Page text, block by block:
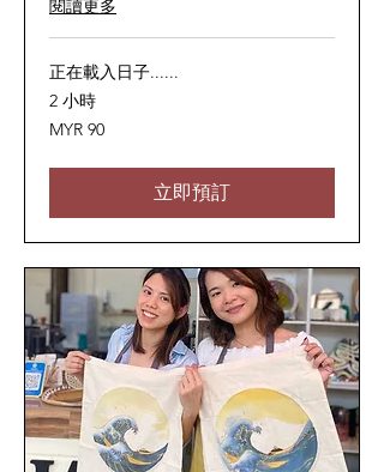
閱讀更多
正在載入日子......
2 小時
90
马
西
吉
MYR 90
立即預訂